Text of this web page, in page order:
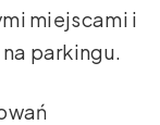
miejscami i
parkingu.